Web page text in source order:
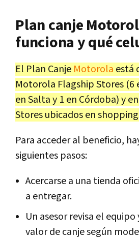
Plan canje
funciona y qué
El Plan Canje Motorola está
Motorola Flagship Stores (6
en Salta y 1 en Córdoba) y
Stores ubicados en
Para acceder al beneficio,
siguientes pasos:
Acercarse a una tienda
a entregar.
Un asesor revisa el
valor de canje según